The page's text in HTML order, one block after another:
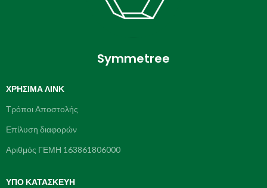
Symmetree
ΧΡΉΣΙΜΑ ΛΙΝΚ
Τρόποι Αποστολής
Επίλυση διαφορών
Αριθμός ΓΕΜΗ 163861806000
ΥΠΌ ΚΑΤΑΣΚΕΥΗ